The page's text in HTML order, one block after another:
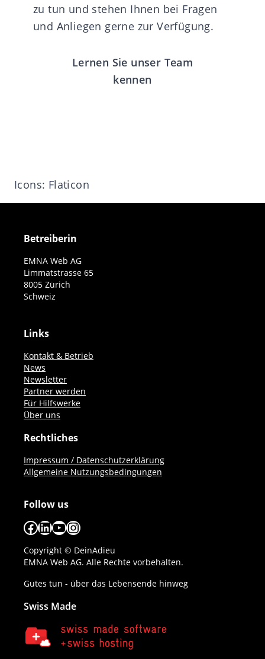
zu tun und stehen Ihnen bei Fragen
und Anliegen gerne zur Verfügung.
Lernen Sie unser Team
kennen
Icons: Flaticon
Betreiberin
EMNA Web AG
Limmatstrasse 65
8005 Zürich
Schweiz
Links
Kontakt & Betrieb
News
Newsletter
Partner werden
Für Hilfswerke
Über uns
Rechtliches
Impressum / Datenschutzerklärung
Allgemeine Nutzungsbedingungen
Follow us
Facebook
LinkedIn
YouTube
Instagram
Copyright © DeinAdieu
EMNA Web AG. Alle Rechte vorbehalten.
Gutes tun - über das Lebensende hinweg
Swiss Made